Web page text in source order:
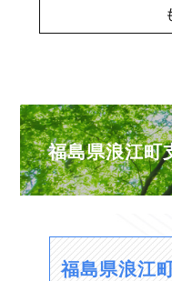
福島県浪江町
福島県浪江